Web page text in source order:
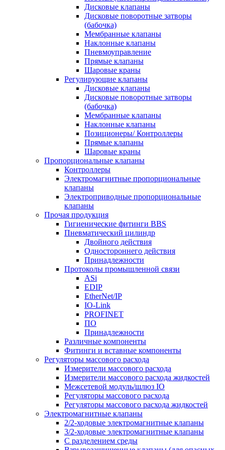
Дисковые клапаны
Дисковые поворотные затворы
(бабочка)
Мембранные клапаны
Наклонные клапаны
Пневмоуправление
Прямые клапаны
Шаровые краны
Регулирующие клапаны
Дисковые клапаны
Дисковые поворотные затворы
(бабочка)
Мембранные клапаны
Наклонные клапаны
Позиционеры/ Контроллеры
Прямые клапаны
Шаровые краны
Пропорциональные клапаны
Контроллеры
Электромагнитные пропорциональные
клапаны
Электроприводные пропорциональные
клапаны
Прочая продукция
Гигиенические фитинги BBS
Пневматический цилиндр
Двойного действия
Одностороннего действия
Принадлежности
Протоколы промышленной связи
ASi
EDIP
EtherNet/IP
IO-Link
PROFINET
ПО
Принадлежности
Различные компоненты
Фитинги и вставные компоненты
Регуляторы массового расхода
Измерители массового расхода
Измерители массового расхода жидкостей
Межсетевой модуль/шлюз IO
Регуляторы массового расхода
Регуляторы массового расхода жидкостей
Электромагнитные клапаны
2/2-ходовые электромагнитные клапаны
3/2-ходовые электромагнитные клапаны
C разделением среды